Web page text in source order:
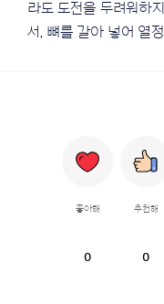
라도 도전을 두려워하
서, 뼈를 갈아 넣어 열
좋아해
0
추천해
0